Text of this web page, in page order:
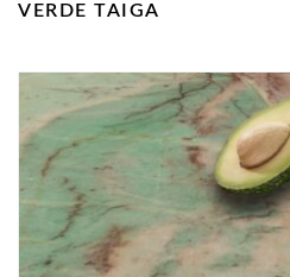
VERDE TAIGA